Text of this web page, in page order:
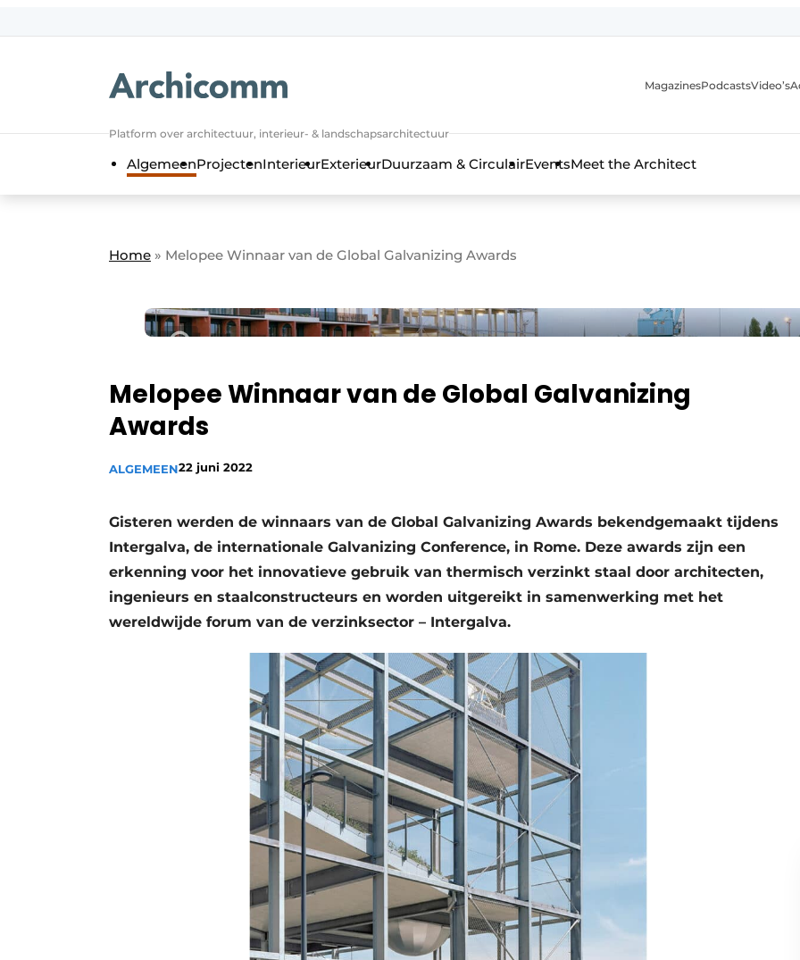
Platform over architectuur, interieur- & landschapsarchitectuur
MagazinesPodcastsVideo’s
AlgemeenProjectenInterieurExterieurDuurzaam & CirculairEventsMeet the Architect
Home » Melopee Winnaar van de Global Galvanizing Awards
Melopee Winnaar van de Global Galvanizing
Awards
ALGEMEEN22 juni 2022
Gisteren werden de winnaars van de Global Galvanizing Awards bekendgemaakt tijdens
Intergalva, de internationale Galvanizing Conference, in Rome. Deze awards zijn een
erkenning voor het innovatieve gebruik van thermisch verzinkt staal door architecten,
ingenieurs en staalconstructeurs en worden uitgereikt in samenwerking met het
wereldwijde forum van de verzinksector – Intergalva.